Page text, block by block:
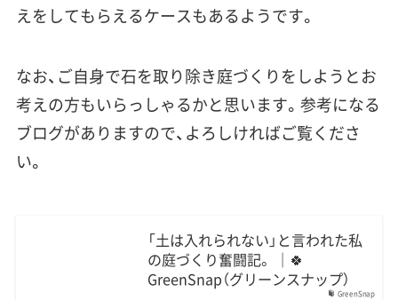
えをしてもらえるケースもあるようです。
なお、ご自身で石を取り除き庭づくりをしようとお
考えの方もいらっしゃるかと思います。参考になる
ブログがありますので、よろしければご覧くださ
い。
GreenSnap
「土は入れられない」と言われた私
の庭づくり奮闘記。 ｜🍀
GreenSnap（グリーンスナップ）